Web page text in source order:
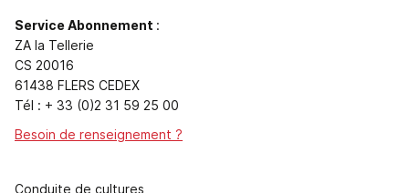
Service Abonnement :
ZA la Tellerie
CS 20016
61438 FLERS CEDEX
Tél : + 33 (0)2 31 59 25 00
Besoin de renseignement ?
Conduite de cultures